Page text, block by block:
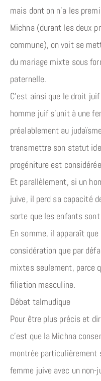
mais dont on n’a les
Michna (durant les deux
commune), on voit se
du mariage mixte sous
paternelle.
C’est ainsi que le droit
homme juif s’unit à une
préalablement au
transmettre son statut
progéniture est
Et parallèlement, si un
juive, il perd sa capacité
sorte que les enfants
En somme, il apparaît
considération que par
mixtes seulement, parce
filiation masculine.
Débat talmudique
Pour être plus précis et
c’est que la Michna
montrée particulièrement
femme juive avec un